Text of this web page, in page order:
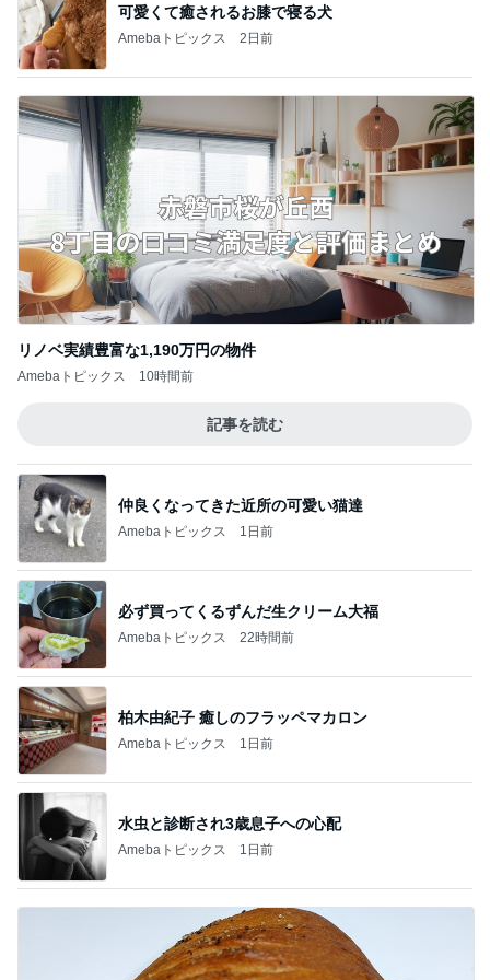
可愛くて癒されるお膝で寝る犬
Amebaトピックス 2日前
リノベ実績豊富な1,190万円の物件
Amebaトピックス 10時間前
記事を読む
仲良くなってきた近所の可愛い猫達
Amebaトピックス 1日前
必ず買ってくるずんだ生クリーム大福
Amebaトピックス 22時間前
柏木由紀子 癒しのフラッペマカロン
Amebaトピックス 1日前
水虫と診断され3歳息子への心配
Amebaトピックス 1日前